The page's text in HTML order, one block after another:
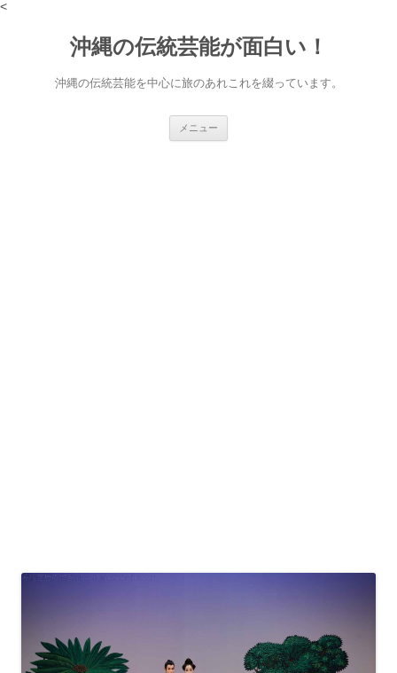
<
沖縄の伝統芸能が面白い！
沖縄の伝統芸能を中心に旅のあれこれを綴っています。
メニュー